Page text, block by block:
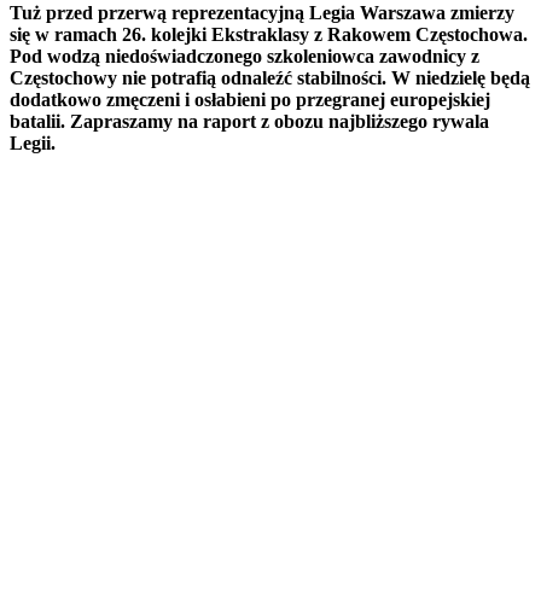
Tuż przed przerwą reprezentacyjną Legia Warszawa zmierzy
się w ramach 26. kolejki Ekstraklasy z Rakowem Częstochowa.
Pod wodzą niedoświadczonego szkoleniowca zawodnicy z
Częstochowy nie potrafią odnaleźć stabilności. W niedzielę będą
dodatkowo zmęczeni i osłabieni po przegranej europejskiej
batalii. Zapraszamy na raport z obozu najbliższego rywala
Legii.